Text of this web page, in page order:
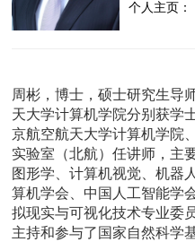
个人主页：
周彬，博士，硕士研究生导
天大学计算机学院分别获学
京航空航天大学计算机学院
实验室（北航）任讲师，主
图形学、计算机视觉、机器
算机学会、中国人工智能学
拟现实与可视化技术专业委
主持和参与了国家自然科学